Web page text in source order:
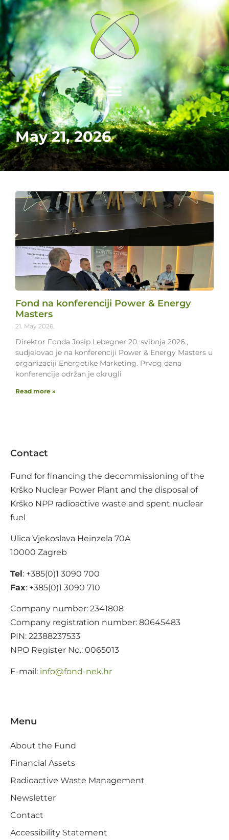
May 21, 2026
Fond na konferenciji Power & Energy
Masters
21. May 2026.
Direktor Fonda Josip Lebegner 20. svibnja 2026.,
sudjelovao je na konferenciji Power & Energy Masters u
organizaciji Energetike Marketing. Prvog dana
konferencije održan je okrugli
Read more »
Contact
Fund for financing the decommissioning of the
Krško Nuclear Power Plant and the disposal of
Krško NPP radioactive waste and spent nuclear
fuel
Ulica Vjekoslava Heinzela 70A
10000 Zagreb
Tel: +385(0)1 3090 700
Fax: +385(0)1 3090 710
Company number: 2341808
Company registration number: 80645483
PIN: 22388237533
NPO Register No.: 0065013
E-mail: rh.ken-dnof
@ofni
Menu
About the Fund
Financial Assets
Radioactive Waste Management
Newsletter
Contact
Accessibility Statement